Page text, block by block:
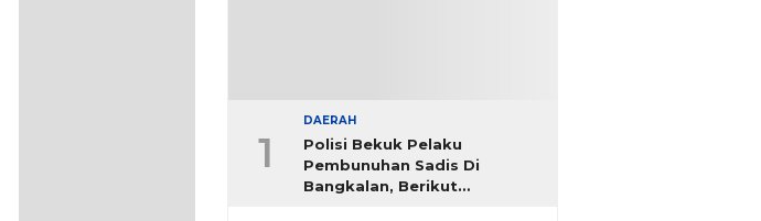
1
DAERAH
Polisi Bekuk Pelaku
Pembunuhan Sadis Di
Bangkalan, Berikut